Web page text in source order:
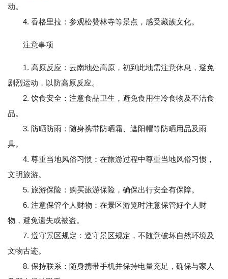
动。
4. 香格里拉：参观松赞林寺等景点，感受藏族文化。
注意事项
1. 高原反应：云南地处高原，初到此地需注意休息，避免
剧烈运动，以防高原反应。
2. 饮食安全：注意食品卫生，避免食用生冷食物及不洁食
品。
3. 防晒防雨：随身携带防晒霜、遮阳帽等防晒用品及雨
具。
4. 尊重当地风俗习惯：在旅游过程中尊重当地风俗习惯，
文明旅游。
5. 旅游保险：购买旅游保险，确保出行安全有保障。
6. 注意保管个人财物：在景区游览时注意保管好个人财
物，避免遗失或被盗。
7. 遵守景区规定：遵守景区规定，不随意破坏自然环境及
文物古迹。
8. 保持联系：随身携带手机并保持电量充足，确保与家人